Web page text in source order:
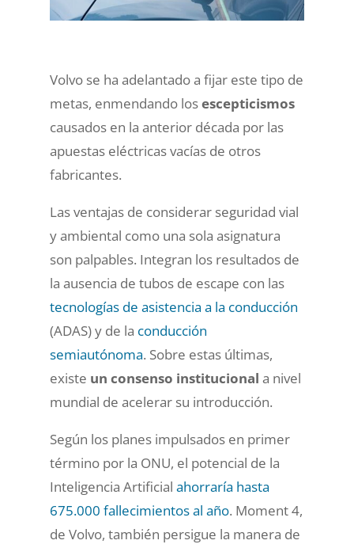
Volvo se ha adelantado a fijar este tipo de
metas, enmendando losescepticismos
causados en la anterior década por las
apuestas eléctricas vacías de otros
fabricantes.
Las ventajas de considerar seguridad vial
y ambiental como una sola asignatura
son palpables. Integran los resultados de
la ausencia de tubos de escape con las
tecnologías de asistencia a la conducción
(ADAS) y de la conducción
semiautónoma. Sobre estas últimas,
existe un consenso institucional a nivel
mundial de acelerar su introducción.
Según los planes impulsados en primer
término por la ONU, el potencial de la
Inteligencia Artificial ahorraría hasta
675.000 fallecimientos al año. Moment 4,
de Volvo, también persigue la manera de